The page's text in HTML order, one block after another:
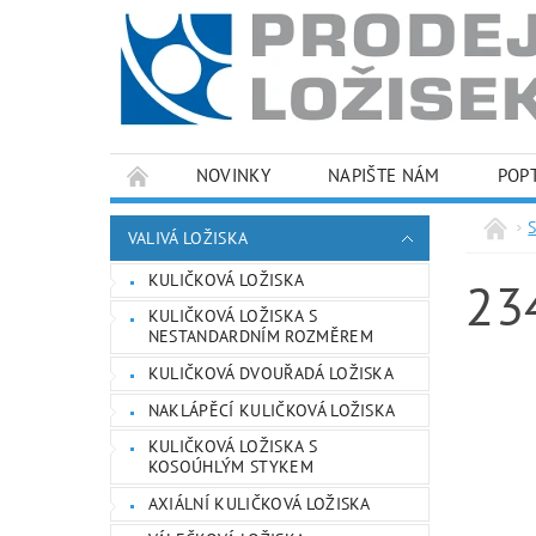
NOVINKY NAPIŠTE NÁM
PODMÍNKY OCHRANY OSOBNÍCH ÚDAJŮ
VALIVÁ LOŽISKA
KULIČKOVÁ LOŽISKA
KULIČKOVÁ LOŽISKA S
NESTANDARDNÍM ROZMĚREM
KULIČKOVÁ DVOUŘADÁ LOŽISKA
NAKLÁPĚCÍ KULIČKOVÁ LOŽISKA
KULIČKOVÁ LOŽISKA S
KOSOÚHLÝM STYKEM
AXIÁLNÍ KULIČKOVÁ LOŽISKA